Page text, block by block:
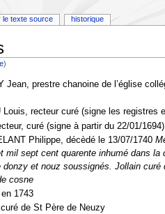
)
Jean, prestre chanoine de l’église
recteur curé (signe les registres
curé (signe à partir du 22/01/1694)
Philippe, décèdé le 13/07/1740
mil sept cent quarente inhumé dans
et nouz soussignés. Jollain
cosne
1743
de St Père de Neuzy
le texte source historique